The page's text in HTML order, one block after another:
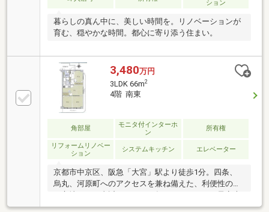
ション
暮らしの真ん中に、美しい時間を。リノベーションが
育む、穏やかな時間。都心に寄り添う住まい。
3,480万円
3LDK 66m2
4階 南東
角部屋
モニタ付インターホ
ン
所有権
リフォームリノベー
ション
システムキッチン エレベーター
京都市中京区、阪急「大宮」駅より徒歩1分。四条、
烏丸、河原町へのアクセスを兼ね備えた、利便性の高
い立地です。直近、２０２６年４月リフォーム予定専
有面積66㎡の南東角部屋は、2面採光、角部屋ならで